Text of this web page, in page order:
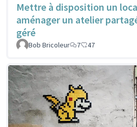
Mettre à disposition un
aménager un atelier
géré
Bob Bricoleur 7 47